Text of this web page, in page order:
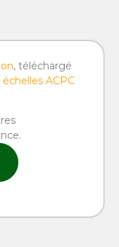
, téléchargé
échelles ACPC